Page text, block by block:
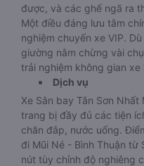
được, và các ghế ngã ra
Một điều đáng lưu tâm
nghiệm chuyến xe VIP.
giường nằm chừng vài
trải nghiệm không gian
Dịch vụ
Xe Sân bay Tân Sơn
trang bị đầy đủ các tiện
chăn đắp, nước uống.
đi Mũi Né - Bình Thuận từ
nút tùy chỉnh độ nghiêng